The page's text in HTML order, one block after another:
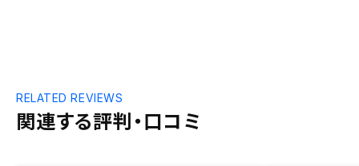
関連する評判・口コミ
RELATED REVIEWS